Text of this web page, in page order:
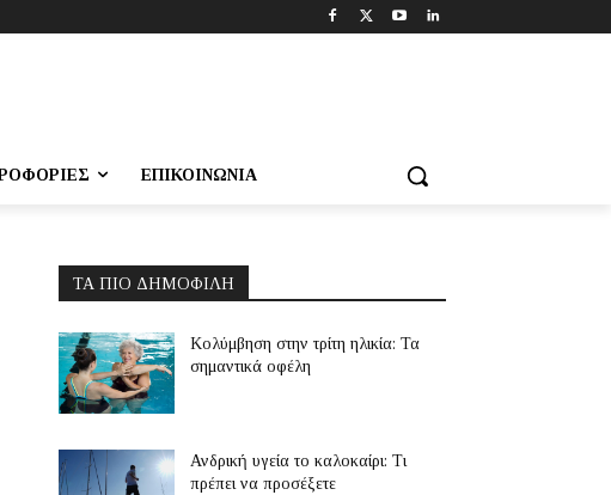
ΕΠΙΚΟΙΝΩΝΊΑ
ΤΑ ΠΙΟ ΔΗΜΟΦΙΛΉ
Κολύμβηση στην τρίτη ηλικία: Τα
σημαντικά οφέλη
Ανδρική υγεία το καλοκαίρι: Τι
πρέπει να προσέξετε